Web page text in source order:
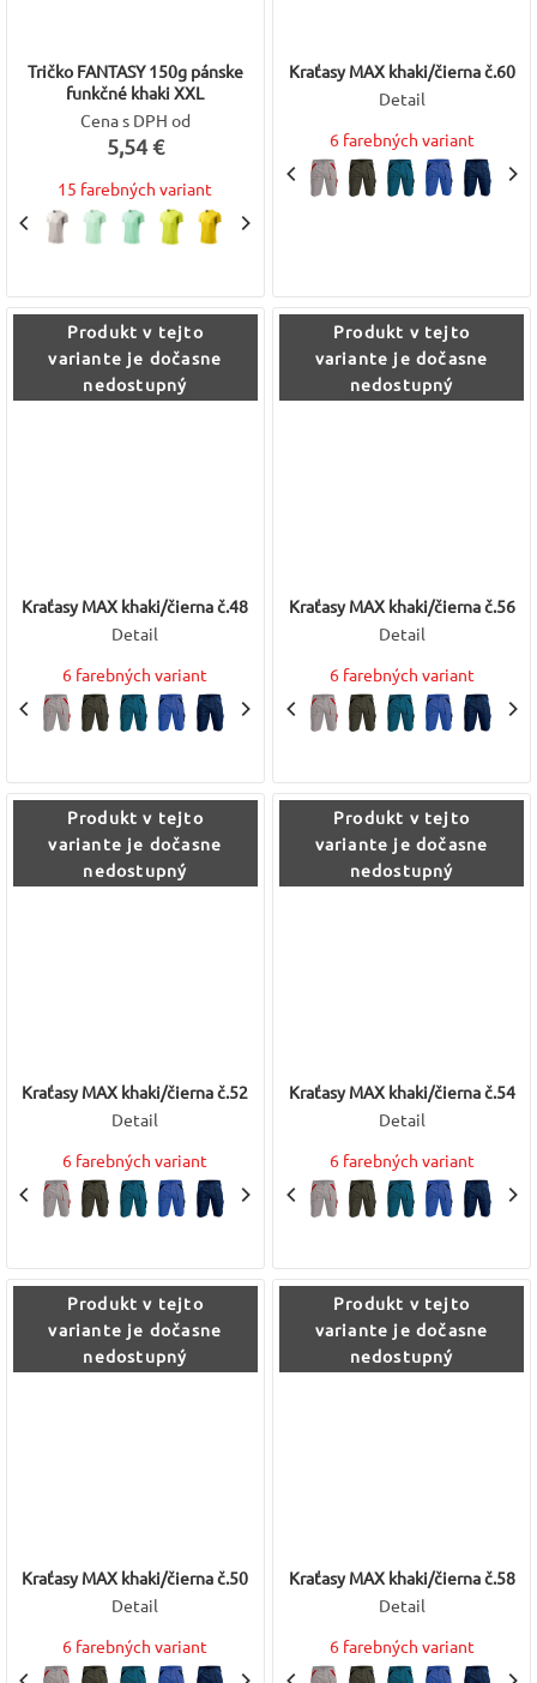
Tričko FANTASY 150g pánske
funkčné khaki XXL
Cena s DPH od
5,54 €
15 farebných variant
Kraťasy MAX khaki/čierna č.60
Detail
6 farebných variant
Produkt v tejto
variante je dočasne
nedostupný
Kraťasy MAX khaki/čierna č.48
Detail
6 farebných variant
Produkt v tejto
variante je dočasne
nedostupný
Kraťasy MAX khaki/čierna č.56
Detail
6 farebných variant
Produkt v tejto
variante je dočasne
nedostupný
Kraťasy MAX khaki/čierna č.52
Detail
6 farebných variant
Produkt v tejto
variante je dočasne
nedostupný
Kraťasy MAX khaki/čierna č.54
Detail
6 farebných variant
Produkt v tejto
variante je dočasne
nedostupný
Kraťasy MAX khaki/čierna č.50
Detail
6 farebných variant
Produkt v tejto
variante je dočasne
nedostupný
Kraťasy MAX khaki/čierna č.58
Detail
6 farebných variant